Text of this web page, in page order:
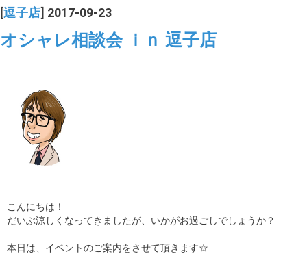
お客さまの声
コラム
ブログ
逗子店 ] 2017-09-23
オシャレ相談会 ｉｎ 逗子店
こんにちは！
だいぶ涼しくなってきましたが、いかがお過ごしでしょうか？
本日は、イベントのご案内をさせて頂きます☆